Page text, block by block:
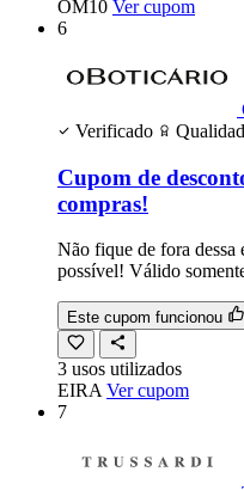
OM10 Ver cupom
6
Verificado
Cupom de
compras!
Não fique de fora dessa
possível! Válido
Este cupom funcionou
3 usos utilizados
EIRA Ver cupom
7